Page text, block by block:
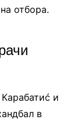
отбора.
и
в